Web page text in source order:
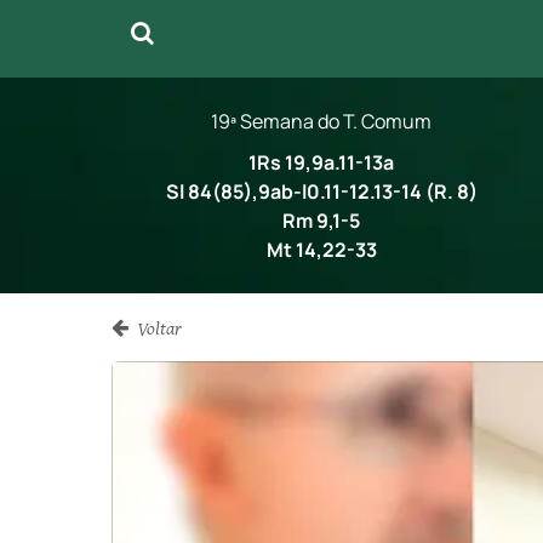
19ª Semana do T. Comum
1Rs 19,9a.11-13a
Sl 84(85),9ab-l0.11-12.13-14 (R. 8)
Rm 9,1-5
Mt 14,22-33
Voltar